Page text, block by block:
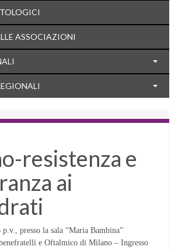
ASSOCIAZIONI
resistenza e
ai
p.v., presso la sala “Maria Bambina”
e Oftalmico di Milano – Ingresso